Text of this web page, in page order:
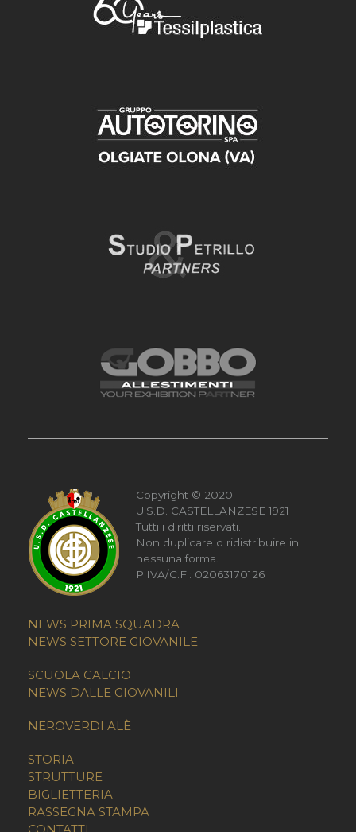
Copyright © 2020
U.S.D. CASTELLANZESE 1921
Tutti i diritti riservati.
Non duplicare o ridistribuire in
nessuna forma.
P.IVA/C.F.: 02063170126
NEWS PRIMA SQUADRA
NEWS SETTORE GIOVANILE
SCUOLA CALCIO
NEWS DALLE GIOVANILI
NEROVERDI ALÈ
STORIA
STRUTTURE
BIGLIETTERIA
RASSEGNA STAMPA